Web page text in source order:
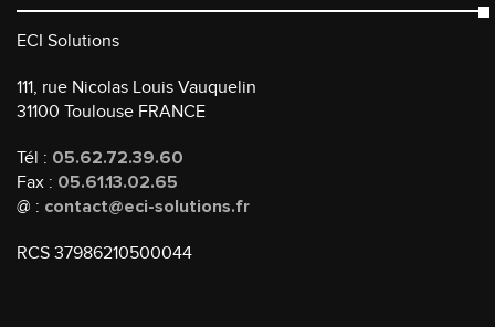
ECI Solutions
111, rue Nicolas Louis Vauquelin
31100 Toulouse FRANCE
Tél : 05.62.72.39.60
Fax : 05.61.13.02.65
@ : contact@eci-solutions.fr
RCS 37986210500044